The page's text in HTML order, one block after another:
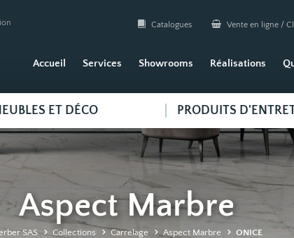
Catalogues Vente en ligne /
Accueil Services Showrooms Réalisations
ET DÉCO PRODUITS
Aspect Marbre
SAS Collections Carrelage Aspect Marbre ONICE